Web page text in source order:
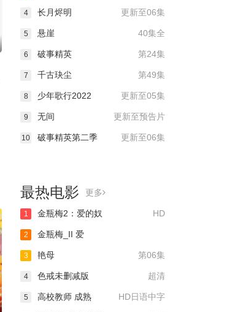
更新至06集
4 长月烬明
40集全
5 悬崖
第24集
6 破事精英
第49集
7 千古玦尘
更新至05集
8 少年歌行2022
更新至预告片
9 无间
更新至06集
10 破事精英第二季
最热电影 更多
HD
1 金瓶梅2：爱的奴
2 金瓶梅_II 爱
第06集
3 艳母
超清
4 色戒未删减版
HD日语中字
5 高校教师 成熟